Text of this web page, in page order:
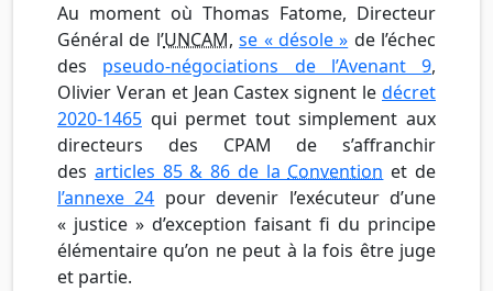
Au moment où Thomas Fatome, Directeur
Général de l’UNCAM,se « désole » de l’échec
des pseudo-négociations de l’Avenant 9,
Olivier Veran et Jean Castex signent le décret
2020-1465 qui permet tout simplement aux
directeurs des CPAM de s’affranchir
des articles 85 & 86 de la Convention et de
l’annexe 24 pour devenir l’exécuteur d’une
« justice » d’exception faisant fi du principe
élémentaire qu’on ne peut à la fois être juge
et partie.